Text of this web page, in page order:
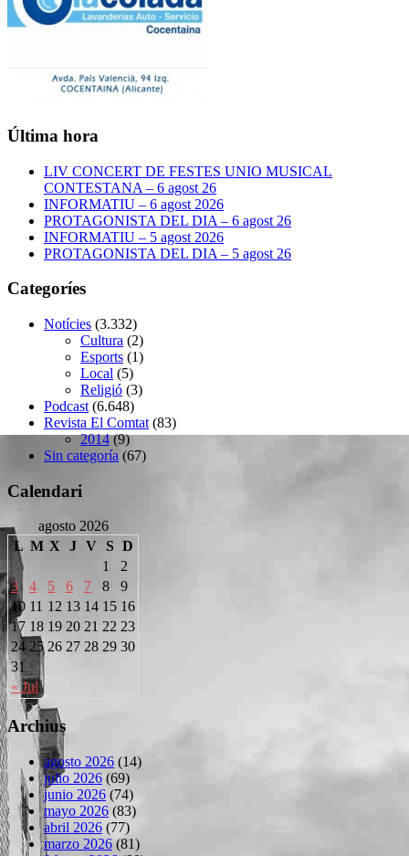
Última hora
LIV CONCERT DE FESTES UNIO MUSICAL
CONTESTANA – 6 agost 26
INFORMATIU – 6 agost 2026
PROTAGONISTA DEL DIA – 6 agost 26
INFORMATIU – 5 agost 2026
PROTAGONISTA DEL DIA – 5 agost 26
Categoríes
Notícies (3.332)
Cultura (2)
Esports (1)
Local (5)
Religió (3)
Podcast (6.648)
Revista El Comtat (83)
2014(9)
Sin categoría (67)
Calendari
agosto 2026
L M X J V S D
« Jul
1
2
3
4 5 6 7 8
9
10 11 12 13 14 15 16
17 18 19 20 21 22 23
24 25 26 27 28 29 30
31
Archius
agosto 2026 (14)
julio 2026 (69)
junio 2026 (74)
mayo 2026 (83)
abril 2026 (77)
marzo 2026 (81)